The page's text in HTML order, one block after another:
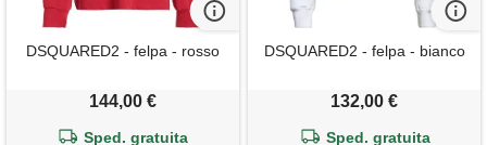
DSQUARED2 - felpa - rosso
144,00 €
Sped. gratuita
DSQUARED2 - felpa - bianco
132,00 €
Sped. gratuita